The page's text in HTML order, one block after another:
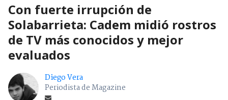
Con fuerte irrupción de
Solabarrieta: Cadem midió rostros
de TV más conocidos y mejor
evaluados
Diego Vera
Periodista de Magazine